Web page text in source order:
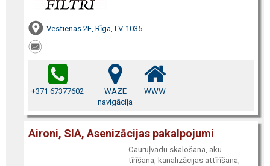
Vestienas 2E, Rīga, LV-1035
+371 67377602
WAZE
navigācija
WWW
Aironi, SIA, Asenizācijas pakalpojumi
Cauruļvadu skalošana, aku
tīrīšana, kanalizācijas attīrīšana,